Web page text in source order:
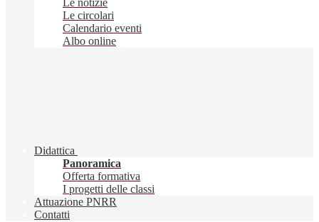
Le notizie
Le circolari
Calendario eventi
Albo online
Didattica
Panoramica
Offerta formativa
I progetti delle classi
Attuazione PNRR
Contatti